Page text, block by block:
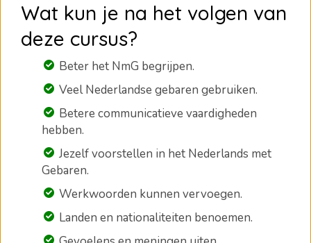
Wat kun je na het volgen van
deze cursus?
Beter het NmG begrijpen.
Veel Nederlandse gebaren gebruiken.
Betere communicatieve vaardigheden
hebben.
Jezelf voorstellen in het Nederlands met
Gebaren.
Werkwoorden kunnen vervoegen.
Landen en nationaliteiten benoemen.